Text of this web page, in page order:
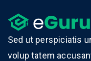
Sed ut perspiciatis
volup tatem